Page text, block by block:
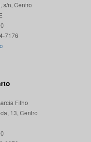
s/n, Centro
Filho
13, Centro